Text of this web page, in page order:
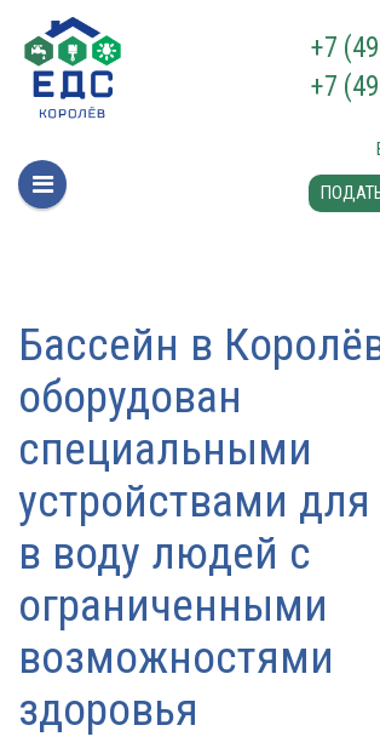
+7
+7
Бассейн в
оборудован
специальными
устройствами для
в воду людей с
ограниченными
возможностями
здоровья